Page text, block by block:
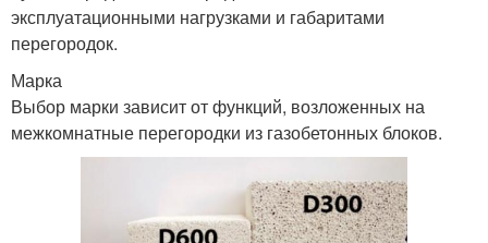
эксплуатационными нагрузками и габаритами
перегородок.
Марка
Выбор марки зависит от функций, возложенных на
межкомнатные перегородки из газобетонных блоков.